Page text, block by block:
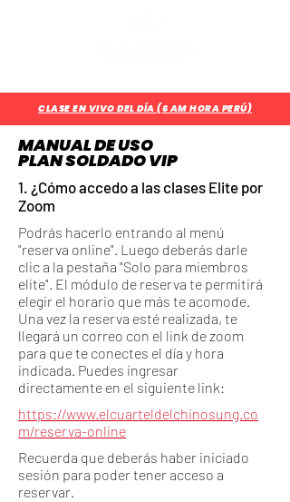
CLASE EN VIVO DEL DÍA (6 AM HORA PERÚ)
MANUAL DE USO
PLAN SOLDADO VIP
1. ¿Cómo accedo a las clases Elite por
Zoom
Podrás hacerlo entrando al menú
"reserva online". Luego deberás darle
clic a la pestaña "Solo para miembros
elite". El módulo de reserva te permitirá
elegir el horario que más te acomode.
Una vez la reserva esté realizada, te
llegará un correo con el link de zoom
para que te conectes el día y hora
indicada. Puedes ingresar
directamente en el siguiente link:
https://www.elcuarteldelchinosung.co
m/reserva-online
Recuerda que deberás haber iniciado
sesión para poder tener acceso a
reservar.